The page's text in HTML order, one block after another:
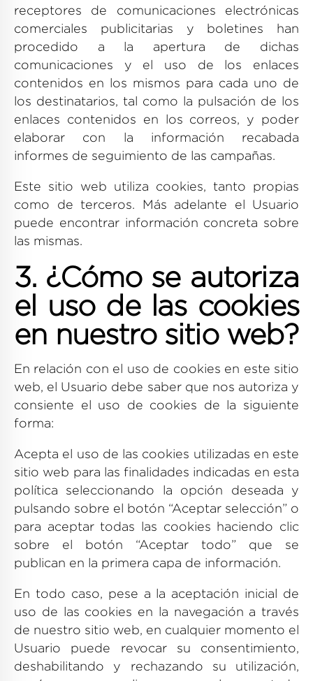
receptores de comunicaciones electrónicas
comerciales publicitarias y boletines han
procedido a la apertura de dichas
comunicaciones y el uso de los enlaces
contenidos en los mismos para cada uno de
los destinatarios, tal como la pulsación de los
enlaces contenidos en los correos, y poder
elaborar con la información recabada
informes de seguimiento de las campañas.
Este sitio web utiliza cookies, tanto propias
como de terceros. Más adelante el Usuario
puede encontrar información concreta sobre
las mismas.
3. ¿Cómo se autoriza
el uso de las cookies
en nuestro sitio web?
En relación con el uso de cookies en este sitio
web, el Usuario debe saber que nos autoriza y
consiente el uso de cookies de la siguiente
forma:
Acepta el uso de las cookies utilizadas en este
sitio web para las finalidades indicadas en esta
política seleccionando la opción deseada y
pulsando sobre el botón “Aceptar selección” o
para aceptar todas las cookies haciendo clic
sobre el botón “Aceptar todo” que se
publican en la primera capa de información.
En todo caso, pese a la aceptación inicial de
uso de las cookies en la navegación a través
de nuestro sitio web, en cualquier momento el
Usuario puede revocar su consentimiento,
deshabilitando y rechazando su utilización,